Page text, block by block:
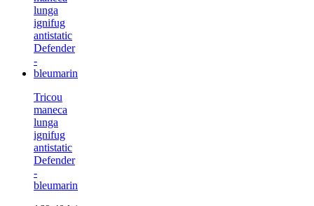
Tricou
maneca
lunga
ignifug
antistatic
Defender
-
bleumarin